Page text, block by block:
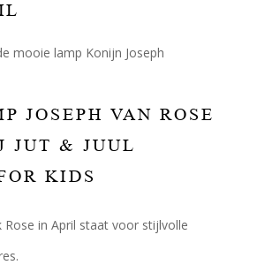
mooie lamp Konijn Joseph
JOSEPH VAN ROSE
JUT & JUUL
KIDS
in April staat voor stijlvolle